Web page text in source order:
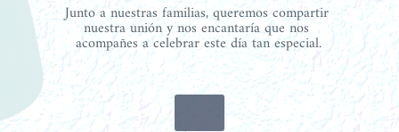
Junto a nuestras familias, queremos compartir
nuestra unión y nos encantaría que nos
acompañes a celebrar este día tan especial.